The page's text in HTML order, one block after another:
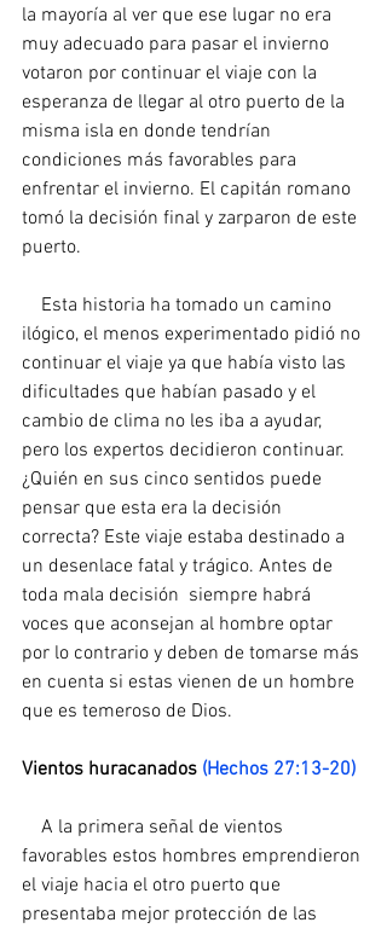
la mayoría al ver que ese lugar no era
muy adecuado para pasar el invierno
votaron por continuar el viaje con la
esperanza de llegar al otro puerto de la
misma isla en donde tendrían
condiciones más favorables para
enfrentar el invierno. El capitán romano
tomó la decisión final y zarparon de este
puerto.
ilógico, el menos experimentado pidió no
continuar el viaje ya que había visto las
dificultades que habían pasado y el
cambio de clima no les iba a ayudar,
pero los expertos decidieron continuar.
¿Quién en sus cinco sentidos puede
pensar que esta era la decisión
correcta? Este viaje estaba destinado a
un desenlace fatal y trágico. Antes de
toda mala decisión  siempre habrá
voces que aconsejan al hombre optar
por lo contrario y deben de tomarse más
en cuenta si estas vienen de un hombre
que es temeroso de Dios.
Vientos huracanados (Hechos 27:13-20)
favorables estos hombres emprendieron
el viaje hacia el otro puerto que
presentaba mejor protección de las